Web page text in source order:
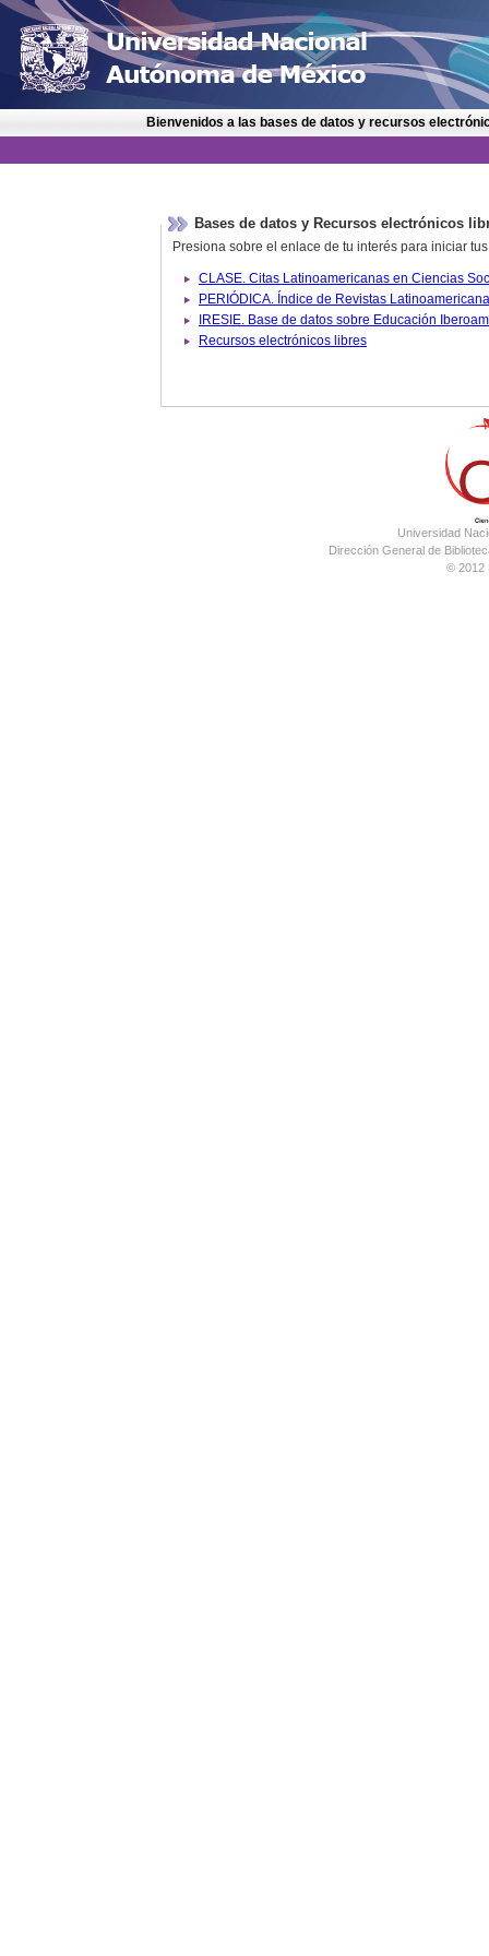
Bienvenidos a las bases de datos y recursos
Bases de datos y Recursos electrónicos
Presiona sobre el enlace de tu interés para iniciar
IRESIE. Base de datos
Recursos electrónicos libres
Universidad
Dirección General de
© 2012